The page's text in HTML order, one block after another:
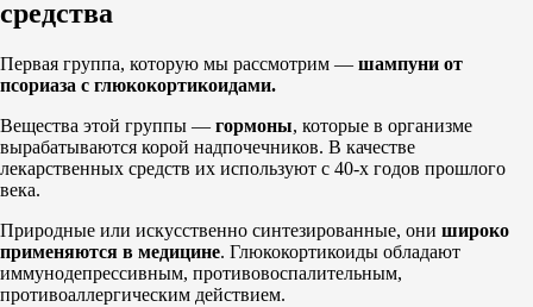
средства
Первая группа, которую мы рассмотрим — шампуни от
псориаза с глюкокортикоидами.
Вещества этой группы — гормоны, которые в организме
вырабатываются корой надпочечников. В качестве
лекарственных средств их используют с 40-х годов прошлого
века.
Природные или искусственно синтезированные, они широко
применяются в медицине. Глюкокортикоиды обладают
иммунодепрессивным, противовоспалительным,
противоаллергическим действием.